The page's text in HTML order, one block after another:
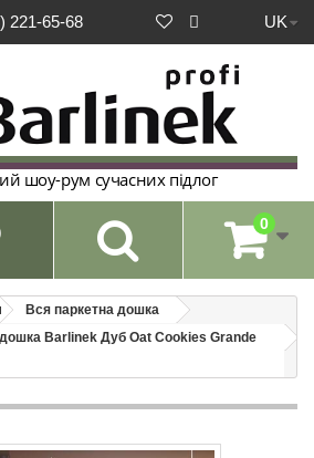
UK
221-65-68
шоу-рум сучасних підлог
0
Вся паркетна дошка
Barlinek Дуб Oat Cookies Grande